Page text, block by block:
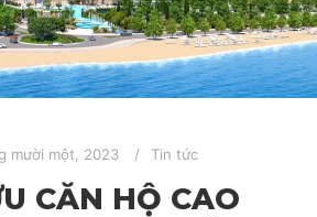
mười một, 2023 Tin tức
CĂN HỘ CAO